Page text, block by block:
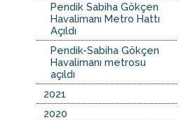
Pendik Sabiha Gökçen
Havalimanı Metro Hattı
Açıldı
Pendik-Sabiha Gökçen
Havalimanı metrosu
açıldı
2021
2020